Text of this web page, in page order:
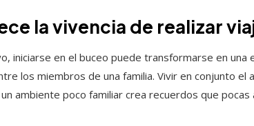
la vivencia de realizar
iniciarse en el buceo puede transformarse en una
los miembros de una familia. Vivir en conjunto
ambiente poco familiar crea recuerdos que